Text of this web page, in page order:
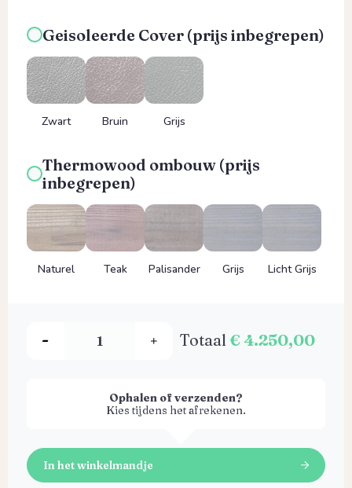
Geisoleerde Cover (prijs inbegrepen)
Zwart Bruin Grijs
Thermowood ombouw (prijs
inbegrepen)
Naturel Teak Palisander Grijs Licht Grijs
Totaal € 4.250,00
Ophalen of verzenden?
Kies tijdens het afrekenen.
In het winkelmandje